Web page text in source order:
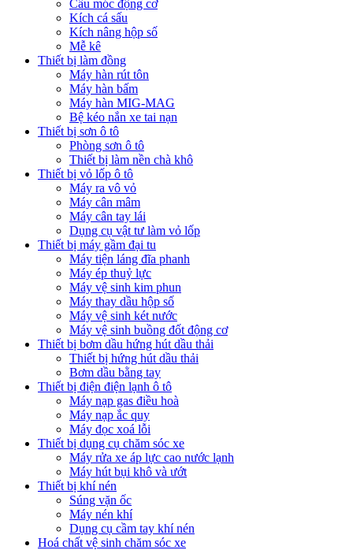
Cẩu móc động cơ
Kích cá sấu
Kích nâng hộp số
Mễ kê
Thiết bị làm đồng
Máy hàn rút tôn
Máy hàn bấm
Máy hàn MIG-MAG
Bệ kéo nắn xe tai nạn
Thiết bị sơn ô tô
Phòng sơn ô tô
Thiết bị làm nền chà khô
Thiết bị vỏ lốp ô tô
Máy ra vô vỏ
Máy cân mâm
Máy cân tay lái
Dụng cụ vật tư làm vỏ lốp
Thiết bị máy gầm đại tu
Máy tiện láng đĩa phanh
Máy ép thuỷ lực
Máy vệ sinh kim phun
Máy thay dầu hộp số
Máy vệ sinh két nước
Máy vệ sinh buồng đốt động cơ
Thiết bị bơm dầu hứng hút dầu thải
Thiết bị hứng hút dầu thải
Bơm dầu bằng tay
Thiết bị điện điện lạnh ô tô
Máy nạp gas điều hoà
Máy nạp ắc quy
Máy đọc xoá lỗi
Thiết bị dụng cụ chăm sóc xe
Máy rửa xe áp lực cao nước lạnh
Máy hút bụi khô và ướt
Thiết bị khí nén
Súng vặn ốc
Máy nén khí
Dụng cụ cầm tay khí nén
Hoá chất vệ sinh chăm sóc xe